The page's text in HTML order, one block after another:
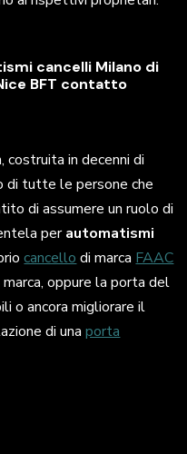
cancelli Milano di
BFT contatto
costruita in decenni di
di tutte le persone che
di assumere un ruolo di
perautomatismi
cancello di marca FAAC
oppure la porta del
o ancora migliorare il
di unaporta